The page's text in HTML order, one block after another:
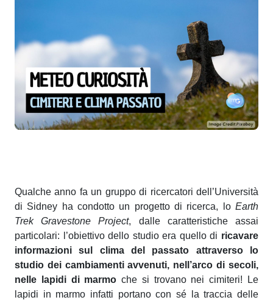
Qualche anno fa un gruppo di ricercatori dell’Università
di Sidney ha condotto un progetto di ricerca, lo Earth
Trek Gravestone Project, dalle caratteristiche assai
particolari: l’obiettivo dello studio era quello di ricavare
informazioni sul clima del passato attraverso lo
studio dei cambiamenti avvenuti, nell’arco di secoli,
nelle lapidi di marmo che si trovano nei cimiteri! Le
lapidi in marmo infatti portano con sé la traccia delle